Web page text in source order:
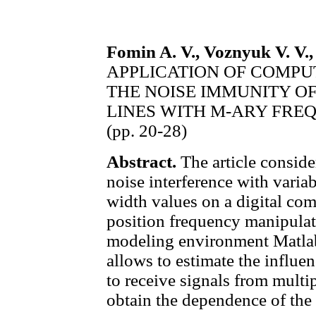
Fomin A. V., Voznyuk V.
APPLICATION OF
THE NOISE IMMUNITY
LINES WITH M-ARY
(pp. 20-28)
Abstract. The article
noise interference with
width values on a digital
position frequency
modeling environment
allows to estimate the
to receive signals from
obtain the dependence of